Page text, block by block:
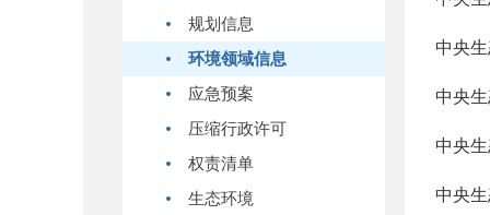
规划信息
环境领域信息
应急预案
压缩行政许可
权责清单
生态环境
中央
中央
中央
中央